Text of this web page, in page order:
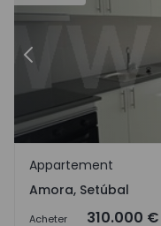
Précédent
Amora, Setúbal
Appartement
Amora, Setúbal
Acheter 310.000 €